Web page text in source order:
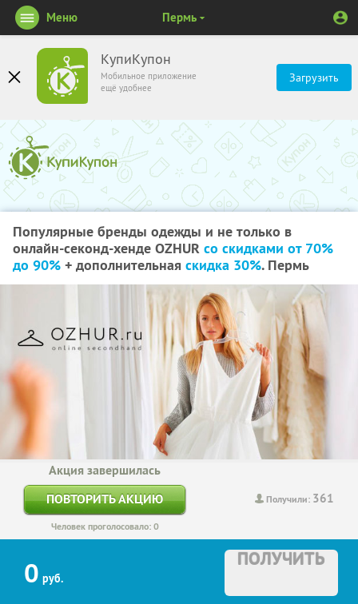
КупиКупон
Мобильное приложение
ещё удобнее
Загрузить
Меню Пермь
Популярные бренды одежды и не только в
онлайн-секонд-хенде OZHUR со скидками от 70%
до 90% + дополнительная скидка 30%. Пермь
Получили: 361
Акция завершилась
ПОВТОРИТЬ АКЦИЮ
Человек проголосовало: 0
0 руб.
ПОЛУЧИТЬ